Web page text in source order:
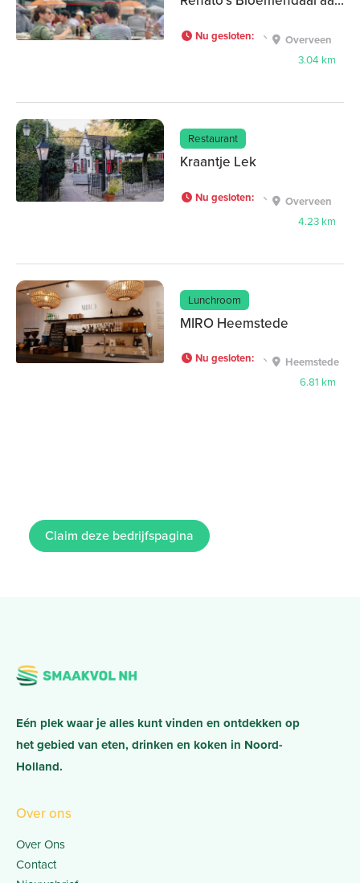
Nu gesloten: Overveen
3.04 km
Restaurant
Kraantje Lek
Nu gesloten: Overveen
4.23 km
Lunchroom
MIRO Heemstede
Nu gesloten: Heemstede
6.81 km
Claim deze bedrijfspagina
Eén plek waar je alles kunt vinden en ontdekken op
het gebied van eten, drinken en koken in Noord-
Holland.
Over ons
Over Ons
Contact